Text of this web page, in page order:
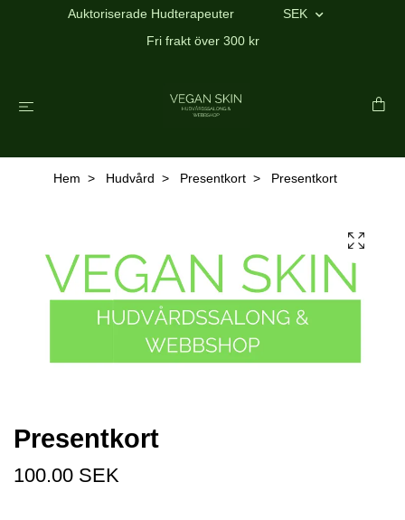
Auktoriserade Hudterapeuter
SEK
Fri frakt över 300 kr
Hem Hudvård Presentkort Presentkort
Presentkort
100.00 SEK